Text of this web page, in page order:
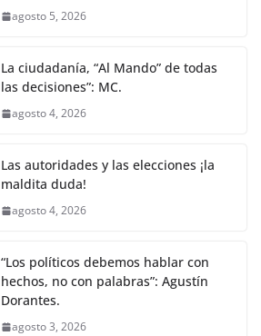
agosto 5, 2026
La ciudadanía, “Al Mando” de todas
las decisiones”: MC.
agosto 4, 2026
Las autoridades y las elecciones ¡la
maldita duda!
agosto 4, 2026
“Los políticos debemos hablar con
hechos, no con palabras”: Agustín
Dorantes.
agosto 3, 2026